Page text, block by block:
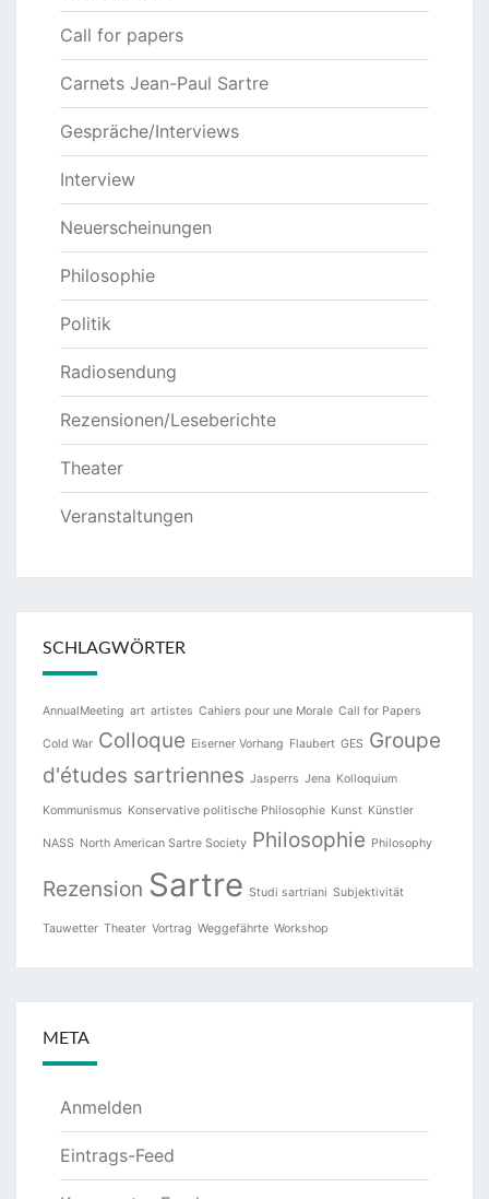
Call for papers
Carnets Jean-Paul Sartre
Gespräche/Interviews
Interview
Neuerscheinungen
Philosophie
Politik
Radiosendung
Rezensionen/Leseberichte
Theater
Veranstaltungen
SCHLAGWÖRTER
AnnualMeeting art artistes Cahiers pour une Morale Call for Papers
Cold War Colloque Eiserner Vorhang Flaubert GES Groupe
d'études sartriennes Jasperrs Jena Kolloquium
Kommunismus Konservative politische Philosophie Kunst Künstler
NASS North American Sartre Society Philosophie Philosophy
Rezension Sartre Studi sartriani Subjektivität
Tauwetter Theater Vortrag Weggefährte Workshop
META
Anmelden
Eintrags-Feed